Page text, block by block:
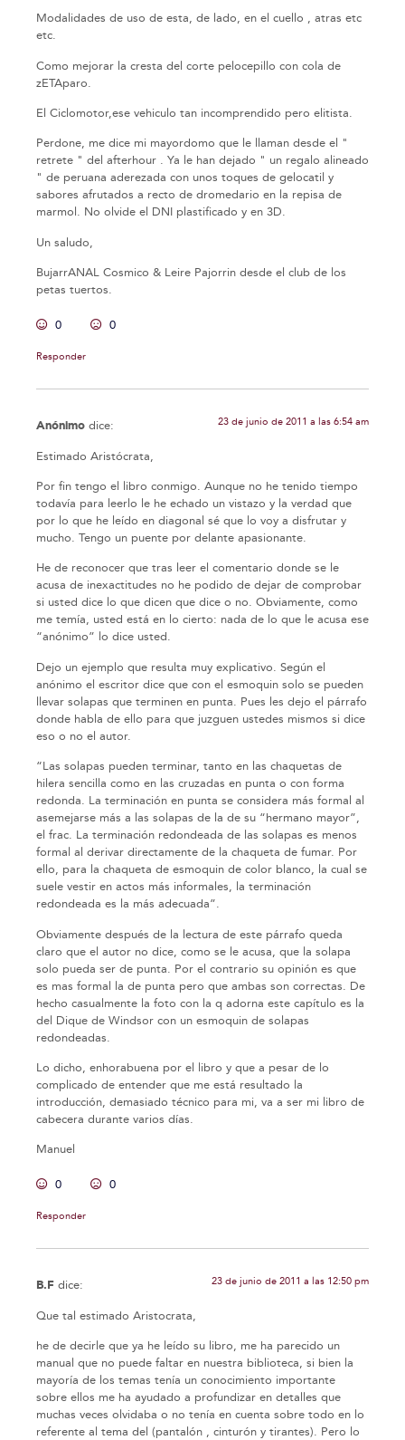
Modalidades de uso de esta, de lado, en el cuello , atras etc
etc.
Como mejorar la cresta del corte pelocepillo con cola de
zETAparo.
El Ciclomotor,ese vehiculo tan incomprendido pero elitista.
Perdone, me dice mi mayordomo que le llaman desde el "
retrete " del afterhour . Ya le han dejado " un regalo alineado
" de peruana aderezada con unos toques de gelocatil y
sabores afrutados a recto de dromedario en la repisa de
marmol. No olvide el DNI plastificado y en 3D.
Un saludo,
BujarrANAL Cosmico & Leire Pajorrin desde el club de los
petas tuertos.
0 0
Responder
Anónimo dice: 23 de junio de 2011 a las 6:54 am
Estimado Aristócrata,
Por fin tengo el libro conmigo. Aunque no he tenido tiempo
todavía para leerlo le he echado un vistazo y la verdad que
por lo que he leído en diagonal sé que lo voy a disfrutar y
mucho. Tengo un puente por delante apasionante.
He de reconocer que tras leer el comentario donde se le
acusa de inexactitudes no he podido de dejar de comprobar
si usted dice lo que dicen que dice o no. Obviamente, como
me temía, usted está en lo cierto: nada de lo que le acusa ese
“anónimo” lo dice usted.
Dejo un ejemplo que resulta muy explicativo. Según el
anónimo el escritor dice que con el esmoquin solo se pueden
llevar solapas que terminen en punta. Pues les dejo el párrafo
donde habla de ello para que juzguen ustedes mismos si dice
eso o no el autor.
“Las solapas pueden terminar, tanto en las chaquetas de
hilera sencilla como en las cruzadas en punta o con forma
redonda. La terminación en punta se considera más formal al
asemejarse más a las solapas de la de su “hermano mayor”,
el frac. La terminación redondeada de las solapas es menos
formal al derivar directamente de la chaqueta de fumar. Por
ello, para la chaqueta de esmoquin de color blanco, la cual se
suele vestir en actos más informales, la terminación
redondeada es la más adecuada”.
Obviamente después de la lectura de este párrafo queda
claro que el autor no dice, como se le acusa, que la solapa
solo pueda ser de punta. Por el contrario su opinión es que
es mas formal la de punta pero que ambas son correctas. De
hecho casualmente la foto con la q adorna este capítulo es la
del Dique de Windsor con un esmoquin de solapas
redondeadas.
Lo dicho, enhorabuena por el libro y que a pesar de lo
complicado de entender que me está resultado la
introducción, demasiado técnico para mi, va a ser mi libro de
cabecera durante varios días.
Manuel
0 0
Responder
B.F dice: 23 de junio de 2011 a las 12:50 pm
Que tal estimado Aristocrata,
he de decirle que ya he leído su libro, me ha parecido un
manual que no puede faltar en nuestra biblioteca, si bien la
mayoría de los temas tenía un conocimiento importante
sobre ellos me ha ayudado a profundizar en detalles que
muchas veces olvidaba o no tenía en cuenta sobre todo en lo
referente al tema del (pantalón , cinturón y tirantes). Pero lo